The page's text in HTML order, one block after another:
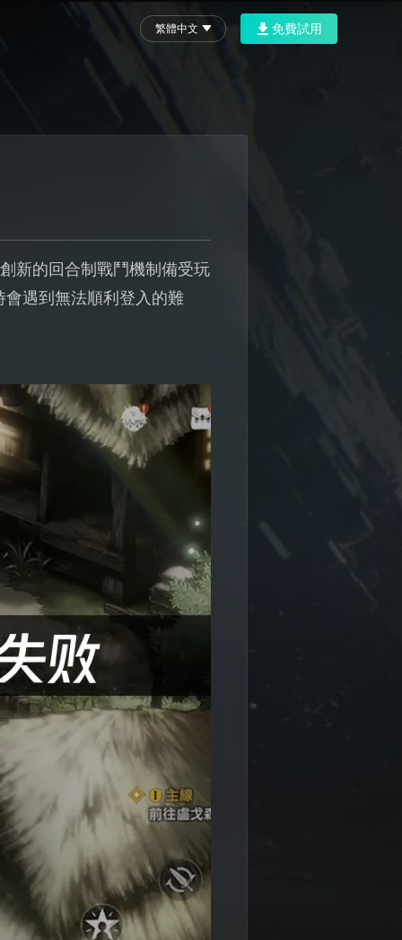
繁體中文 免費試用
新的回合制戰鬥機制備受玩
遇到無法順利登入的難